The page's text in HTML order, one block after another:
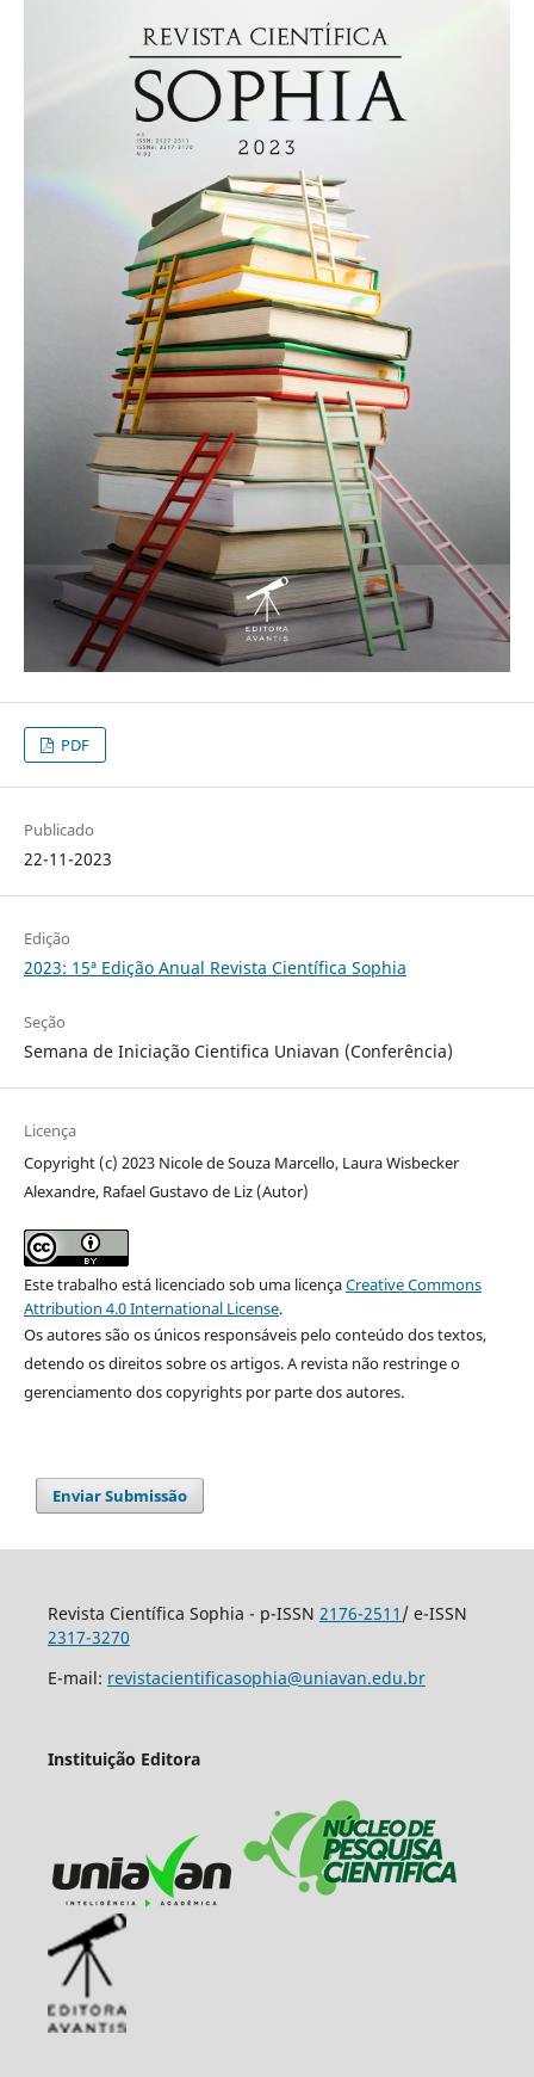
PDF
Publicado
22-11-2023
Edição
2023: 15ª Edição Anual Revista Científica Sophia
Seção
Semana de Iniciação Cientifica Uniavan (Conferência)
Licença
Copyright (c) 2023 Nicole de Souza Marcello, Laura Wisbecker
Alexandre, Rafael Gustavo de Liz (Autor)
Este trabalho está licenciado sob uma licençaCreative Commons
Attribution 4.0 International License.
Os autores são os únicos responsáveis pelo conteúdo dos textos,
detendo os direitos sobre os artigos. A revista não restringe o
gerenciamento dos copyrights por parte dos autores.
Enviar Submissão
Revista Científica Sophia - p-ISSN 2176-2511 / e-ISSN
2317-3270
E-mail: revistacientificasophia@uniavan.edu.br
Instituição Editora